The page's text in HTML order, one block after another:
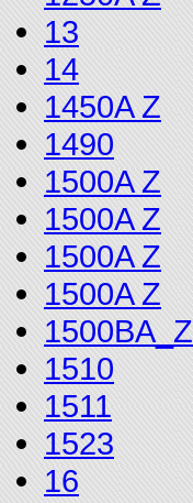
13
14
1450A Z
1490
1500A Z
1500A Z
1500A Z
1500A Z
1500BA_Z
1510
1511
1523
16